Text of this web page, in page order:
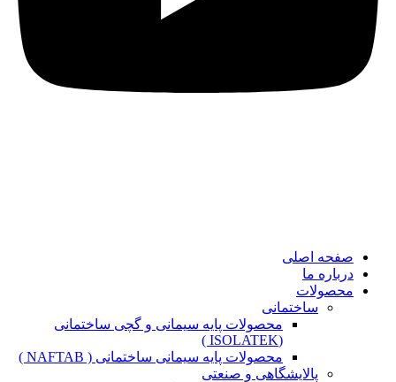
صفحه اصلی
درباره ما
محصولات
ساختمانی
محصولات پایه سیمانی و گچی ساختمانی
(ISOLATEK )
محصولات پایه سیمانی ساختمانی ( NAFTAB )
پالایشگاهی و صنعتی